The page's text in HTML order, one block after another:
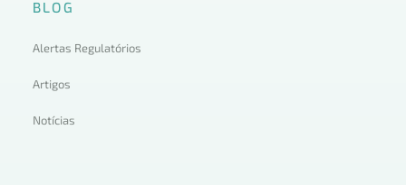
BLOG
Alertas Regulatórios
Artigos
Notícias